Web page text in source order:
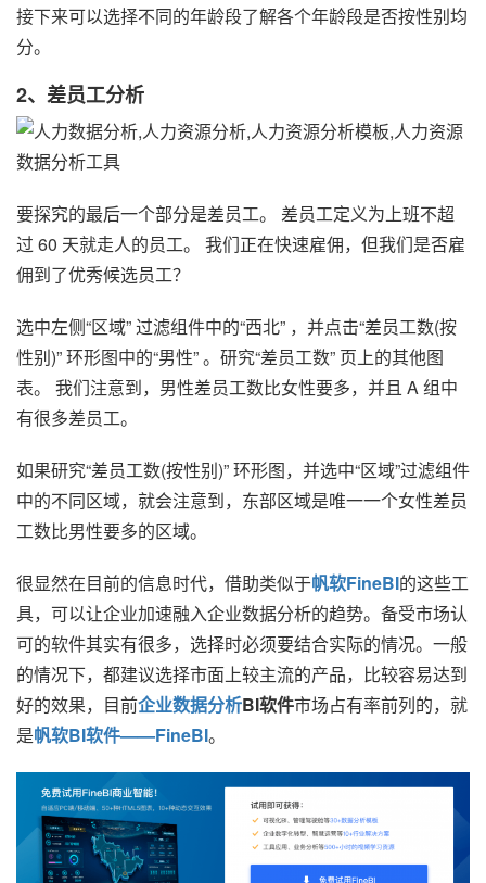
接下来可以选择不同的年龄段了解各个年龄段是否按性别均
分。
2、差员工分析
要探究的最后一个部分是差员工。 差员工定义为上班不超
过 60 天就走人的员工。 我们正在快速雇佣，但我们是否雇
佣到了优秀候选员工？
选中左侧“区域” 过滤组件中的“西北” ，并点击“差员工数(按
性别)” 环形图中的“男性” 。研究“差员工数” 页上的其他图
表。 我们注意到，男性差员工数比女性要多，并且 A 组中
有很多差员工。
如果研究“差员工数(按性别)” 环形图，并选中“区域”过滤组件
中的不同区域，就会注意到，东部区域是唯一一个女性差员
工数比男性要多的区域。
很显然在目前的信息时代，借助类似于帆软FineBI的这些工
具，可以让企业加速融入企业数据分析的趋势。备受市场认
可的软件其实有很多，选择时必须要结合实际的情况。一般
的情况下，都建议选择市面上较主流的产品，比较容易达到
好的效果，目前企业数据分析BI软件市场占有率前列的，就
是帆软BI软件——FineBI。